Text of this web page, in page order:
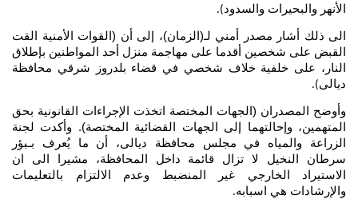
الأنهر والبحيرات والسدود).
الى ذلك أشار مصدر أمني لـ(الزمان)، إلى أن (القوات الأمنية القت
القبض على شخصين أقدما على مهاجمة منزل أحد المواطنين بإطلاق
النار، على خلفية خلاف شخصي في قضاء بلدروز شرقي محافظة
ديالى).
وأوضح المصدران (الجهات المختصة اتخذت الإجراءات القانونية بحق
المتهمين، وإحالتهما إلى الجهات القضائية المختصة). وأكدت لجنة
الزراعة والمياه في مجلس محافظة ديالى، أن ما يُعرف بـبؤر
سرطان النخيل لا تزال قائمة داخل المحافظة، مشيرا الى ان
الاستيراد الخارجي غير المنضبط وعدم الالتزام بالتعليمات
والإرشادات هي اسبابه.